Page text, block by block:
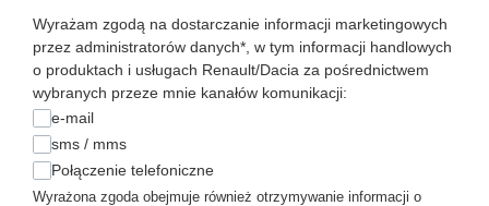
Wyrażam zgodą na dostarczanie informacji marketingowych
przez administratorów danych*, w tym informacji handlowych
o produktach i usługach Renault/Dacia za pośrednictwem
wybranych przeze mnie kanałów komunikacji:
e-mail
sms / mms
Połączenie telefoniczne
Wyrażona zgoda obejmuje również otrzymywanie informacji o